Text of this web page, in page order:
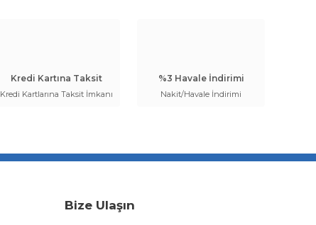
Kredi Kartına Taksit
Kredi Kartlarına Taksit İmkanı
%3 Havale İndirimi
Nakit/Havale İndirimi
Bize Ulaşın